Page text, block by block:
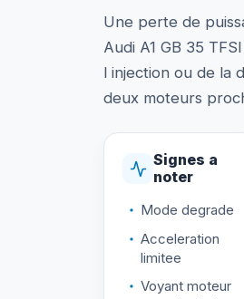
Une perte de
Audi A1 GB 35
l injection ou de la
deux moteurs
Signes a
noter
Mode degrade
Acceleration
limitee
Voyant moteur